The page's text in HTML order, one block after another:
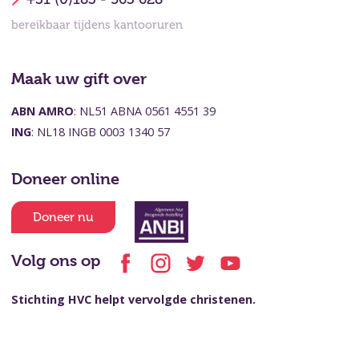
bereikbaar tijdens kantooruren
Maak uw gift over
ABN AMRO: NL51 ABNA 0561 4551 39
ING: NL18 INGB 0003 1340 57
Doneer online
Doneer nu
Volg ons op
Stichting HVC helpt vervolgde christenen.